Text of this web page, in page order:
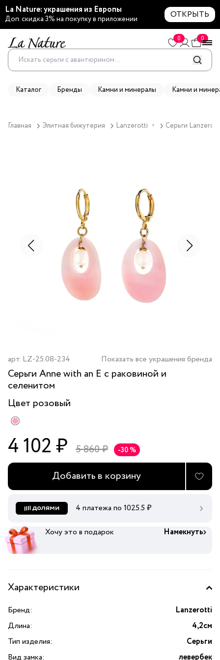
La Nature: украшения из Европы
Доп. скидка 3% на покупку в приложении ОТКРЫТЬ
0 0
Каталог Бренды Камни и минералы Камни и
Главная Элитная бижутерия Lanzerotti ▼ Серьги
арт. LZ-25.08-234 Показать все украшения бренда
Серьги Anne with an E с раковиной и
селенитом
Цвет розовый
4 102 ₽ 5 860 ₽ -30 %
Добавить в корзину
4 платежа по 1025.5 ₽
Хочу это в подарок Намекнуть
Характеристики
Бренд:
Lanzerotti
Длина:
4,2см
Тип изделия:
Серьги
Вид замка:
левербек